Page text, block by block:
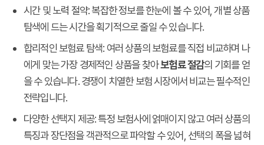
시간 및 노력 절약:복잡한 정보를 한눈에 볼 수 있어, 개별 상품
탐색에 드는 시간을 획기적으로 줄일 수 있습니다.
합리적인 보험료 탐색: 여러 상품의 보험료를 직접 비교하며 나
에게 맞는 가장 경제적인 상품을 찾아보험료 절감의 기회를 얻
을 수 있습니다. 경쟁이 치열한 보험 시장에서 비교는 필수적인
전략입니다.
다양한 선택지 제공:특정 보험사에 얽매이지 않고 여러 상품의
특징과 장단점을 객관적으로 파악할 수 있어, 선택의 폭을 넓혀